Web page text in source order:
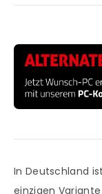
In Deutschland
einzigen